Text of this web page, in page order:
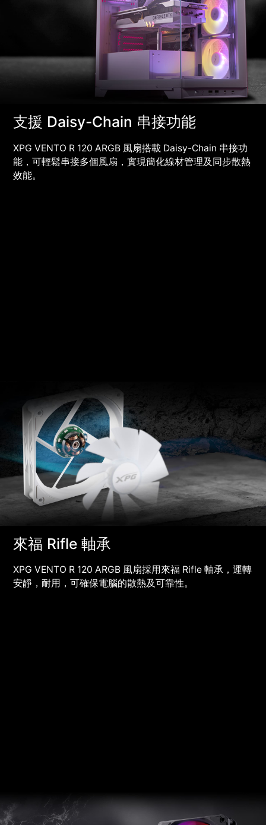
支援 Daisy-Chain 串接功能
XPG VENTO R 120 ARGB 風扇搭載 Daisy-Chain 串接功
能，可輕鬆串接多個風扇，實現簡化線材管理及同步散熱
效能。
來福 Rifle 軸承
XPG VENTO R 120 ARGB 風扇採用來福 Rifle 軸承，運轉
安靜，耐用，可確保電腦的散熱及可靠性。